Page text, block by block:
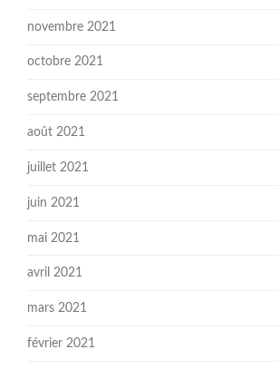
novembre 2021
octobre 2021
septembre 2021
août 2021
juillet 2021
juin 2021
mai 2021
avril 2021
mars 2021
février 2021